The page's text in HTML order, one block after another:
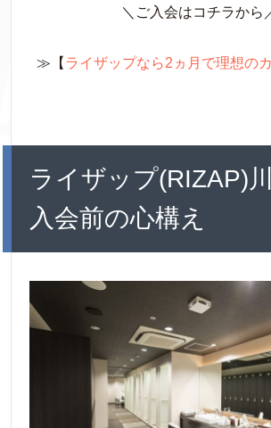
＼ご入会はコチラから
≫【 ライザップなら2ヵ月で理想のカ
ライザップ(RIZAP)
入会前の心構え